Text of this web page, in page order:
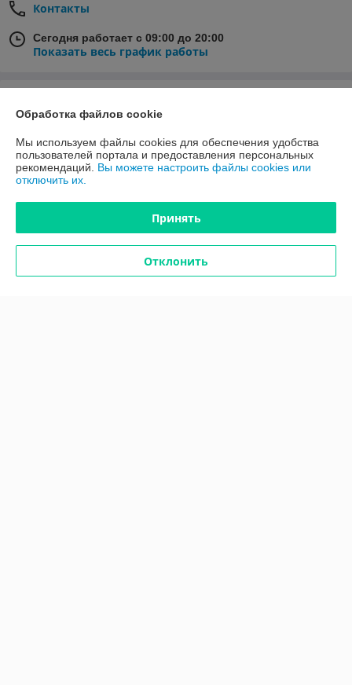
Контакты
Сегодня работает с 09:00 до 20:00
Показать весь график работы
01.01.2026
Yury Kleshiak
Сделка подтверждена через корзину
Обработка файлов cookie
Мы используем файлы cookies для обеспечения удобства
пользователей портала и предоставления персональных
рекомендаций. Вы можете настроить файлы cookies или
отключить их.
Принять
Отклонить